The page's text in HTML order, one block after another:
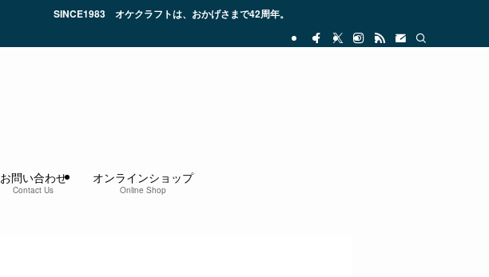
SINCE1983 オケクラフトは、おかげさまで42周年。
お問い合わせ
Contact Us
オンラインショップ
Online Shop